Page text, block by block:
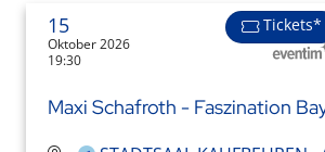
15
Oktober 2026
19:30
Tickets*
Maxi Schafroth - Faszination